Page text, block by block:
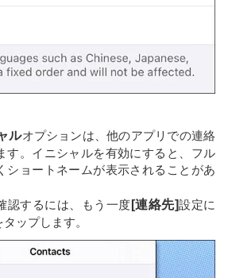
ルオプションは、他のアプリでの連絡
す。イニシャルを有効にすると、フル
ショートネームが表示されることがあ
認するには、もう一度 [連絡先]設定に
タップします。